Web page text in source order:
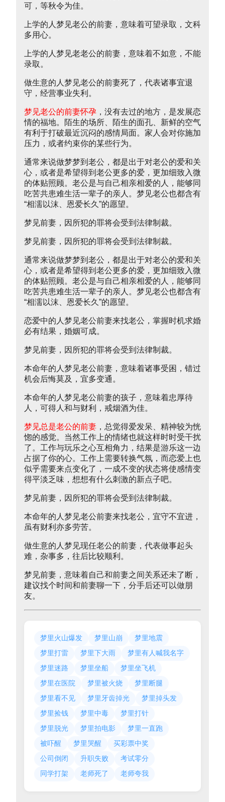
可，等秋令为佳。
上学的人梦见老公的前妻，意味着可望录取，文科
多用心。
上学的人梦见老老公的前妻，意味着不如意，不能
录取。
做生意的人梦见老公的前妻死了，代表诸事宜退
守，经营事业失利。
梦见老公的前妻怀孕 ，没有去过的地方，是发展恋
情的福地。陌生的场所、陌生的面孔、新鲜的空气
有利于打破最近沉闷的感情局面。家人会对你施加
压力，或者约束你的某些行为。
通常来说做梦梦到老公，都是出于对老公的爱和关
心，或者是希望得到老公更多的爱，更加细致入微
的体贴照顾。老公是与自己相亲相爱的人，能够同
吃苦共患难生活一辈子的亲人。梦见老公也都含有
“相濡以沫、恩爱长久”的愿望。
梦见前妻，因所犯的罪将会受到法律制裁。
梦见前妻，因所犯的罪将会受到法律制裁。
通常来说做梦梦到老公，都是出于对老公的爱和关
心，或者是希望得到老公更多的爱，更加细致入微
的体贴照顾。老公是与自己相亲相爱的人，能够同
吃苦共患难生活一辈子的亲人。梦见老公也都含有
“相濡以沫、恩爱长久”的愿望。
恋爱中的人梦见老公前妻来找老公，掌握时机求婚
必有结果，婚姻可成。
梦见前妻，因所犯的罪将会受到法律制裁。
本命年的人梦见老公前妻，意味着诸事受困，错过
机会后悔莫及，宜多变通。
本命年的人梦见老公前妻的孩子，意味着忠厚待
人，可得人和与财利，戒烟酒为佳。
梦见总是老公的前妻 ，总觉得爱发呆、精神较为恍
惚的感觉。当然工作上的情绪也就这样时时受干扰
了。工作与玩乐之心互相角力，结果是游乐这一边
占据了你的心。工作上需要转换气氛，而恋爱上也
似乎需要来点变化了，一成不变的状态将使感情变
得平淡乏味，想想有什么刺激的新点子吧。
梦见前妻，因所犯的罪将会受到法律制裁。
本命年的人梦见老公前妻来找老公，宜守不宜进，
虽有财利亦多劳苦。
做生意的人梦见现任老公的前妻，代表做事起头
难，杂事多，往后比较顺利。
梦见前妻，意味着自己和前妻之间关系还未了断，
建议找个时间和前妻聊一下，分手后还可以做朋
友。
梦里火山爆发 梦里山崩
梦里地震
梦里打雷
梦里下大雨
梦里有人喊我名字
梦里迷路
梦里坐船
梦里坐飞机
梦里在医院
梦里被火烧
梦里断腿
梦里看不见
梦里牙齿掉光
梦里掉头发
梦里捡钱
梦里中毒
梦里打针
梦里脱光
梦里拍电影
梦里一直跑
被吓醒
梦里哭醒
买彩票中奖
公司倒闭
升职失败
考试零分
同学打架
老师死了 老师夸我